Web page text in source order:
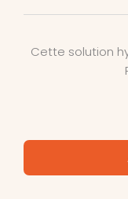
Cette solution